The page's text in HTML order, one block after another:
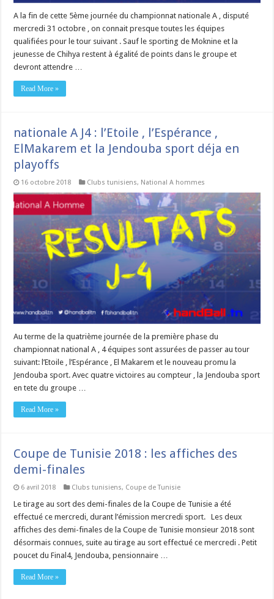
A la fin de cette 5ème journée du championnat nationale A , disputé
mercredi 31 octobre , on connait presque toutes les équipes
qualifiées pour le tour suivant . Sauf le sporting de Moknine et la
jeunesse de Chihya restent à égalité de points dans le groupe et
devront attendre …
Read More »
nationale A J4 : l’Etoile , l’Espérance ,
ElMakarem et la Jendouba sport déja en
playoffs
16 octobre 2018 Clubs tunisiens, National A hommes
Au terme de la quatrième journée de la première phase du
championnat national A , 4 équipes sont assurées de passer au tour
suivant: l’Etoile , l’Espérance , El Makarem et le nouveau promu la
Jendouba sport. Avec quatre victoires au compteur , la Jendouba sport
en tete du groupe …
Read More »
Coupe de Tunisie 2018 : les affiches des
demi-finales
6 avril 2018 Clubs tunisiens, Coupe de Tunisie
Le tirage au sort des demi-finales de la Coupe de Tunisie a été
effectué ce mercredi, durant l’émission mercredi sport. Les deux
affiches des demi-finales de la Coupe de Tunisie monsieur 2018 sont
désormais connues, suite au tirage au sort effectué ce mercredi . Petit
poucet du Final4, Jendouba, pensionnaire …
Read More »